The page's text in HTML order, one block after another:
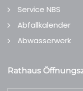
Service NBS
Abfallkalender
Abwasserwerk
Rathaus